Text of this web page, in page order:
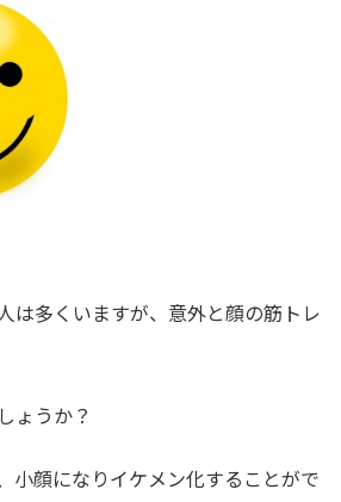
は多くいますが、意外と顔の筋トレ
ょうか？
小顔になりイケメン化することがで